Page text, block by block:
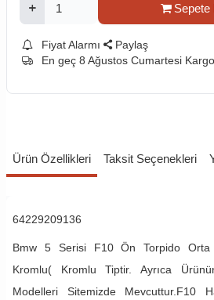
Sepete
Fiyat Alarmı
Paylaş
En geç 8 Ağustos Cumartesi
Ürün Özellikleri Taksit Seçenekleri
64229209136
Bmw 5 Serisi F10 Ön Torpido Orta
Kromlu( Kromlu Tiptir. Ayrıca
Modelleri Sitemizde Mevcuttur.F10